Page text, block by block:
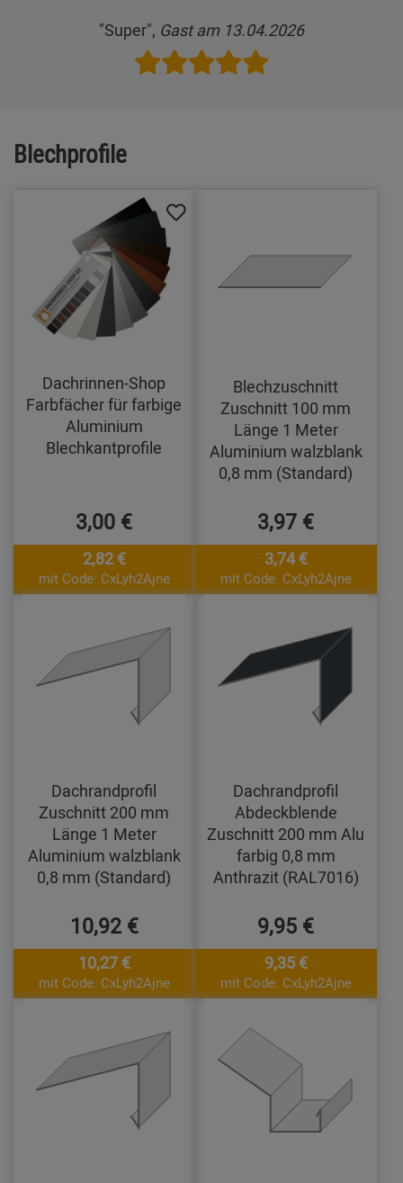
"Super", Gast am 13.04.2026
Blechprofile
Dachrinnen-Shop
Farbfächer für farbige
Aluminium
Blechkantprofile
3,00 €
2,82 €
mit Code: CxLyh2Ajne
Blechzuschnitt
Zuschnitt 100 mm
Länge 1 Meter
Aluminium walzblank
0,8 mm (Standard)
3,97 €
3,74 €
mit Code: CxLyh2Ajne
Dachrandprofil
Zuschnitt 200 mm
Länge 1 Meter
Aluminium walzblank
0,8 mm (Standard)
10,92 €
10,27 €
mit Code: CxLyh2Ajne
Dachrandprofil
Abdeckblende
Zuschnitt 200 mm Alu
farbig 0,8 mm
Anthrazit (RAL7016)
9,95 €
9,35 €
mit Code: CxLyh2Ajne